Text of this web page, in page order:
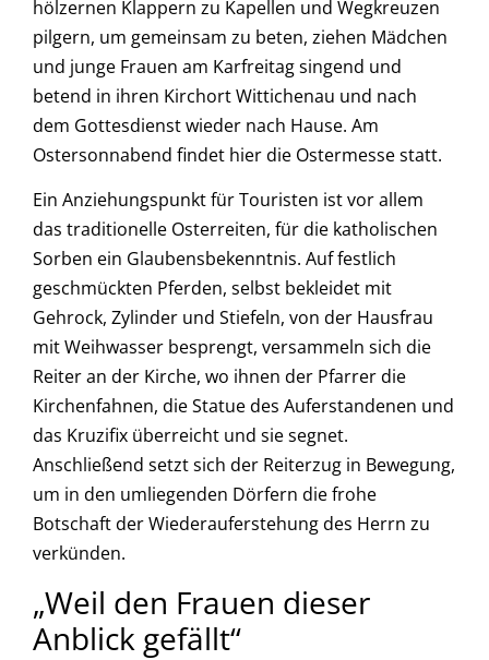
hölzernen Klappern zu Kapellen und Wegkreuzen
pilgern, um gemeinsam zu beten, ziehen Mädchen
und junge Frauen am Karfreitag singend und
betend in ihren Kirchort Wittichenau und nach
dem Gottesdienst wieder nach Hause. Am
Ostersonnabend findet hier die Ostermesse statt.
Ein Anziehungspunkt für Touristen ist vor allem
das traditionelle Osterreiten, für die katholischen
Sorben ein Glaubensbekenntnis. Auf festlich
geschmückten Pferden, selbst bekleidet mit
Gehrock, Zylinder und Stiefeln, von der Hausfrau
mit Weihwasser besprengt, versammeln sich die
Reiter an der Kirche, wo ihnen der Pfarrer die
Kirchenfahnen, die Statue des Auferstandenen und
das Kruzifix überreicht und sie segnet.
Anschließend setzt sich der Reiterzug in Bewegung,
um in den umliegenden Dörfern die frohe
Botschaft der Wiederauferstehung des Herrn zu
verkünden.
„Weil den Frauen dieser
Anblick gefällt“